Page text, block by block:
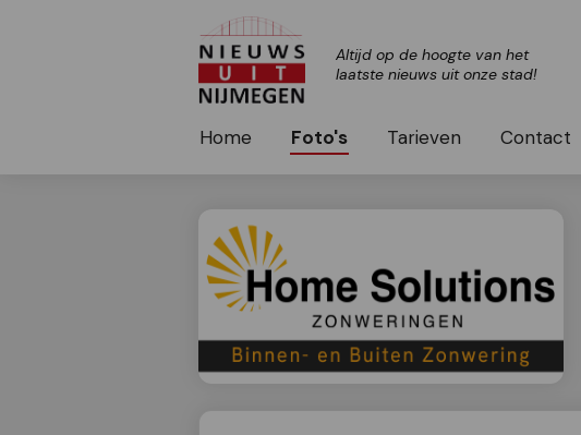
Altijd op de hoogte van het
laatste nieuws uit onze stad!
Home Foto's Tarieven Contact